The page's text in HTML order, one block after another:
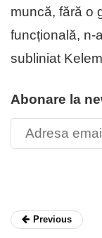
muncă, fără o
funcțională, n-
subliniat
Abonare la
Previous